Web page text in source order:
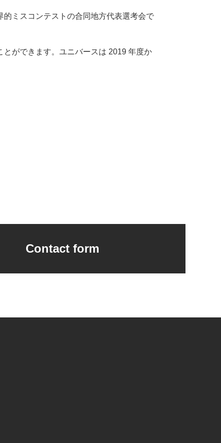
ミスコンテストの合同地⽅代表選考会で
ができます。ユニバースは 2019 年度か
Contact form